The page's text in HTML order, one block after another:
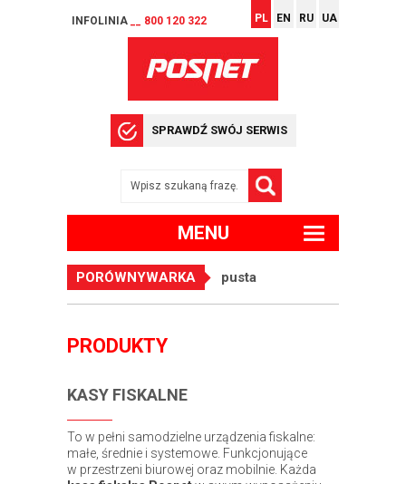
INFOLINIA __ 800 120 322 PL EN RU UA
SPRAWDŹ SWÓJ SERWIS
MENU
PORÓWNYWARKA pusta
PRODUKTY
KASY FISKALNE
To w pełni samodzielne urządzenia fiskalne:
małe, średnie i systemowe. Funkcjonujące
w przestrzeni biurowej oraz mobilnie. Każda